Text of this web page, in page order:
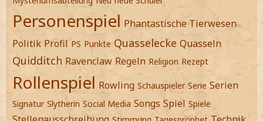
Personenspiel Phantastische Tierwesen
Politik Profil PS Punkte Quasselecke Quasseln
Quidditch Ravenclaw Regeln Religion Rezept
Rollenspiel Rowling Schauspieler Serie Serien
Signatur Slytherin Social Media Songs Spiel Spiele